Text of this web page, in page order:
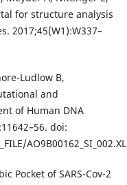
for structure analysis
2017;45(W1):W337–
Ludlow B,
and
of Human DNA
doi:
Pocket of SARS-Cov-2